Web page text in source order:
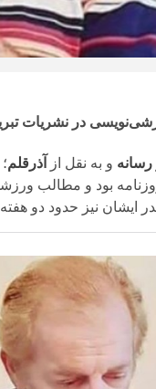
در نشریات
رسانه و به نقل از آذرقلم
بود و مطالب
نیز حدود دو هفته